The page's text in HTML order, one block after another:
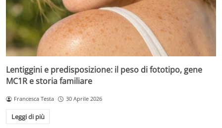
Lentiggini e predisposizione: il peso di fototipo, gene
MC1R e storia familiare
Francesca Testa 30 Aprile 2026
Leggi di più